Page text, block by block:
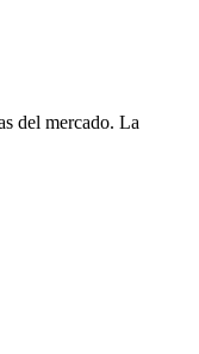
del mercado. La